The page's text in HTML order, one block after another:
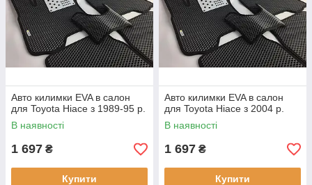
Авто килимки EVA в салон
для Toyota Hiace з 1989-95 р.
В наявності
1 697 ₴
Купити
Авто килимки EVA в салон
для Toyota Hiace з 2004 р.
В наявності
1 697 ₴
Купити